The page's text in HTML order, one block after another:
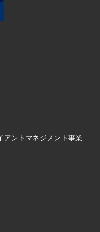
アントマネジメント事業